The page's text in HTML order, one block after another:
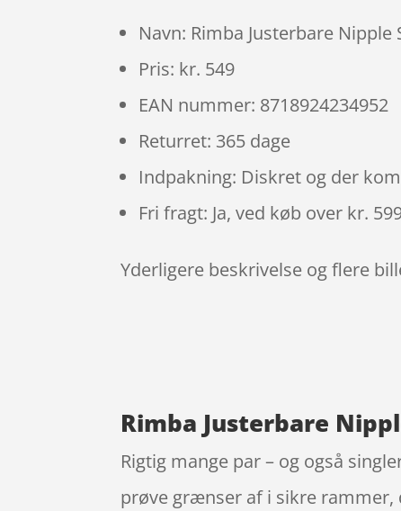
Navn: Rimba Justerbare Nipple
Pris: kr. 549
EAN nummer: 8718924234952
Returret: 365 dage
Indpakning: Diskret og der
Fri fragt: Ja, ved køb over kr.
Yderligere beskrivelse og flere
Rimba Justerbare
Rigtig mange par – og også
prøve grænser af i sikre rammer,